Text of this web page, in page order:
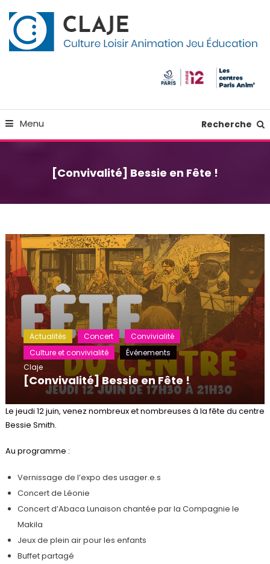
To
Content
Menu Recherche
[Convivalité] Bessie en Fête !
Actualités Concert
Convivialité
Culture et convivialité
Événements
Claje
[Convivalité] Bessie en Fête !
Le jeudi 12 juin, venez nombreux et nombreuses à la fête du centre
Bessie Smith.
Au programme :
Vernissage de l’expo des usager.e.s
Concert de Léonie
Concert d’Abaca Lunaison chantée par la Compagnie le
Makila
Jeux de plein air pour les enfants
Buffet partagé